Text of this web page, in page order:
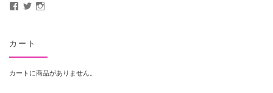
MotoCrusader さんのプロフィールを Facebook で表示
@MotoCrusader さんのプロフィールを Twitter で表示
カート
カートに商品がありません。